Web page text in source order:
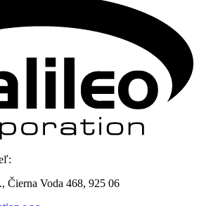
Čierna Voda 468, 925 06